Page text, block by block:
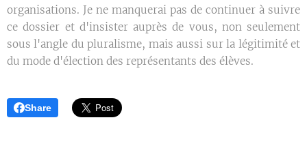
organisations. Je ne manquerai pas de continuer à suivre
ce dossier et d'insister auprès de vous, non seulement
sous l'angle du pluralisme, mais aussi sur la légitimité et
du mode d'élection des représentants des élèves.
Share